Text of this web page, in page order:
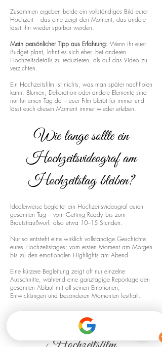
Zusammen ergeben beide ein vollständiges Bild eurer
Hochzeit – das eine zeigt den Moment, das andere
lässt ihn wieder spürbar werden.
Mein persönlicher Tipp aus Erfahrung: Wenn ihr euer
Budget plant, lohnt es sich eher, bei anderen
Hochzeitsdetails zu reduzieren, als auf das Video zu
verzichten.
Ein Hochzeitsfilm ist nichts, was man später nachholen
kann. Blumen, Dekoration oder andere Elemente sind
nur für einen Tag da – euer Film bleibt für immer und
lässt euch diesen Moment immer wieder erleben.
Wie lange sollte ein
Hochzeitsvideograf am
Hochzeitstag bleiben?
Idealerweise begleitet ein Hochzeitsvideograf euren
gesamten Tag – vom Getting Ready bis zum
Brautstraußwurf, also etwa 10–15 Stunden.
Nur so entsteht eine wirklich vollständige Geschichte
eures Hochzeitstages: vom ersten Moment am Morgen
bis zu den emotionalen Highlights am Abend.
Eine kürzere Begleitung zeigt oft nur einzelne
Ausschnitte, während eine ganztägige Reportage den
gesamten Ablauf mit all seinen Emotionen,
Entwicklungen und besonderen Momenten festhält.
Drohnenaufnahmen für euren